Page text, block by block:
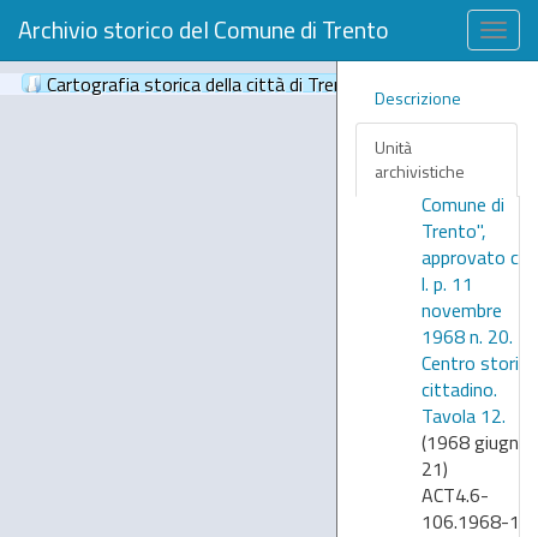
Archivio storico del Comune di Trento
Cartografia storica della città di Trento
Descrizione
Unità
archivistiche
(1968 giugno
ACT4.6-
106.1968-02
47.5
—"Piano
generale del
Comune di
Trento",
approvato con
l. p. 11
novembre
1968 n. 20.
Centro storico
cittadino.
Tavola 12.
(1968 giugno
21)
ACT4.6-
106.1968-13